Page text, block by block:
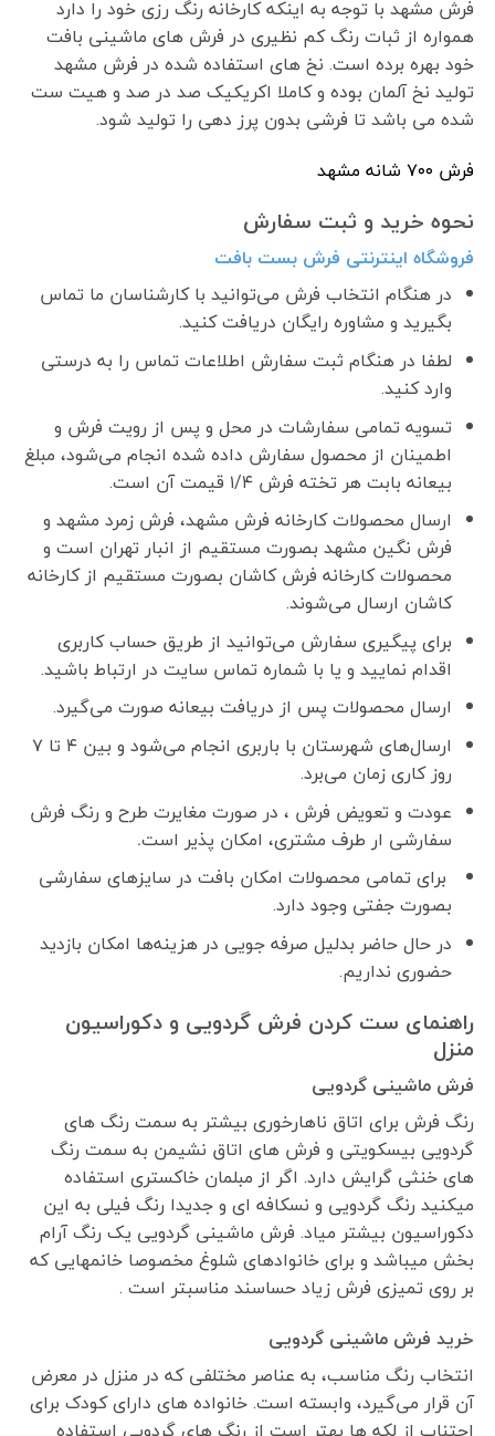
فرش مشهد با توجه به اینکه کارخانه رنگ رزی خود را دارد
همواره از ثبات رنگ کم نظیری در فرش های ماشینی بافت
خود بهره برده است. نخ های استفاده شده در فرش مشهد
تولید نخ آلمان بوده و کاملا اکریکیک صد در صد و هیت ست
شده می باشد تا فرشی بدون پرز دهی را تولید شود.
فرش ٧٠٠ شانه مشهد
نحوه خرید و ثبت سفارش
فروشگاه اینترنتی فرش بست بافت
در هنگام انتخاب فرش می‌توانید با کارشناسان ما تماس
بگیرید و مشاوره رایگان دریافت کنید.
لطفا در هنگام ثبت سفارش اطلاعات تماس را به درستی
وارد کنید.
تسویه تمامی سفارشات در محل و پس از رویت فرش و
اطمینان از محصول سفارش داده شده انجام می‌شود، مبلغ
بیعانه بابت هر تخته فرش ۱/۴ قیمت آن است.
ارسال محصولات کارخانه فرش مشهد، فرش زمرد مشهد و
فرش نگین مشهد بصورت مستقیم از انبار تهران است و
محصولات کارخانه فرش کاشان بصورت مستقیم از کارخانه
کاشان ارسال می‌شوند.
برای پیگیری سفارش می‌توانید از طریق حساب کاربری
اقدام نمایید و یا با شماره تماس سایت در ارتباط باشید.
ارسال محصولات پس از دریافت بیعانه صورت می‌گیرد.
ارسال‌های شهرستان با باربری انجام می‌شود و بین ۴ تا ۷
روز کاری زمان می‌برد.
عودت و تعویض فرش ، در صورت مغایرت طرح و رنگ فرش
سفارشی ار طرف مشتری، امکان پذیر است.
برای تمامی محصولات امکان بافت در سایزهای سفارشی
بصورت جفتی وجود دارد.
در حال حاضر بدلیل صرفه جویی در هزینه‌ها امکان بازدید
حضوری نداریم.
راهنمای ست کردن فرش گردویی و دکوراسیون
منزل
فرش ماشینی گردویی
رنگ فرش برای اتاق ناهارخوری بیشتر به سمت رنگ های
گردویی بیسکویتی و فرش های اتاق نشیمن به سمت رنگ
های خنثی گرایش دارد. اگر از مبلمان خاکستری استفاده
میکنید رنگ گردویی و نسکافه ای و جدیدا رنگ فیلی به این
دکوراسیون بیشتر میاد. فرش ماشینی گردویی یک رنگ آرام
بخش میباشد و برای خانوادهای شلوغ مخصوصا خانمهایی که
بر روی تمیزی فرش زیاد حساسند مناسبتر است .
خرید فرش ماشینی گردویی
انتخاب رنگ مناسب، به عناصر مختلفی که در منزل در معرض
آن قرار می‌گیرد، وابسته است. خانواده های دارای کودک برای